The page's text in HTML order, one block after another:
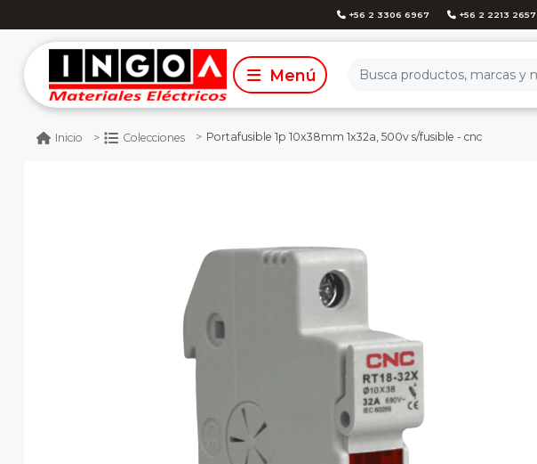
+56 2 3306 6967 +56 2 2213 2657
Inicio Colecciones Portafusible 1p 10x38mm 1x32a, 500v s/fusible - cnc